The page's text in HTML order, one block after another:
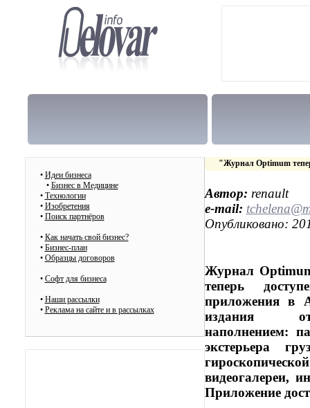
• Идеи бизнеса
• Бизнес в Медицине
• Технологии
• Изобретения
• Поиск партнёров
• Как начать свой бизнес?
• Бизнес-план
• Образцы договоров
• Cофт для бизнеса
• Наши рассылки
• Реклама на сайте и в рассылках
"Журнал Optimum
Автор: renault
e-mail:
Опубликовано:
Журнал
теперь
приложения в
издания
наполнением:
экстерьера
видеогалереи,
Приложение